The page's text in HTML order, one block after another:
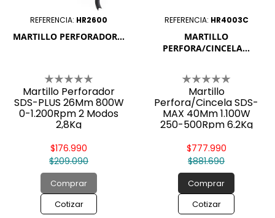
REFERENCIA: HR2600
MARTILLO PERFORADOR...
Martillo Perforador
SDS-PLUS 26Mm 800W
0-1.200Rpm 2 Modos
2,8Kg
$209.090
$176.990
Comprar
Cotizar
REFERENCIA: HR4003C
MARTILLO
PERFORA/CINCELA...
Martillo
Perfora/Cincela SDS-
MAX 40Mm 1.100W
250-500Rpm 6.2Kg
Trabajo Continuo)
$881.690
$777.990
Comprar
Cotizar